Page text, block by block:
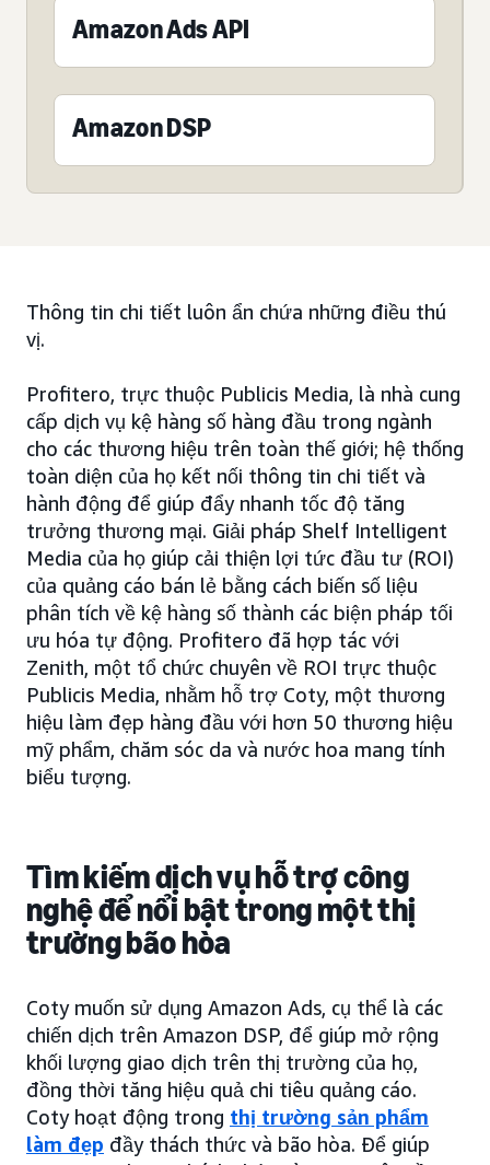
Amazon Ads API
Amazon DSP
Thông tin chi tiết luôn ẩn chứa những điều thú
vị.
Profitero, trực thuộc Publicis Media, là nhà cung
cấp dịch vụ kệ hàng số hàng đầu trong ngành
cho các thương hiệu trên toàn thế giới; hệ thống
toàn diện của họ kết nối thông tin chi tiết và
hành động để giúp đẩy nhanh tốc độ tăng
trưởng thương mại. Giải pháp Shelf Intelligent
Media của họ giúp cải thiện lợi tức đầu tư (ROI)
của quảng cáo bán lẻ bằng cách biến số liệu
phân tích về kệ hàng số thành các biện pháp tối
ưu hóa tự động. Profitero đã hợp tác với
Zenith, một tổ chức chuyên về ROI trực thuộc
Publicis Media, nhằm hỗ trợ Coty, một thương
hiệu làm đẹp hàng đầu với hơn 50 thương hiệu
mỹ phẩm, chăm sóc da và nước hoa mang tính
biểu tượng.
Tìm kiếm dịch vụ hỗ trợ công
nghệ để nổi bật trong một thị
trường bão hòa
Coty muốn sử dụng Amazon Ads, cụ thể là các
chiến dịch trên Amazon DSP, để giúp mở rộng
khối lượng giao dịch trên thị trường của họ,
đồng thời tăng hiệu quả chi tiêu quảng cáo.
Coty hoạt động trong thị trường sản phẩm
làm đẹp đầy thách thức và bão hòa. Để giúp